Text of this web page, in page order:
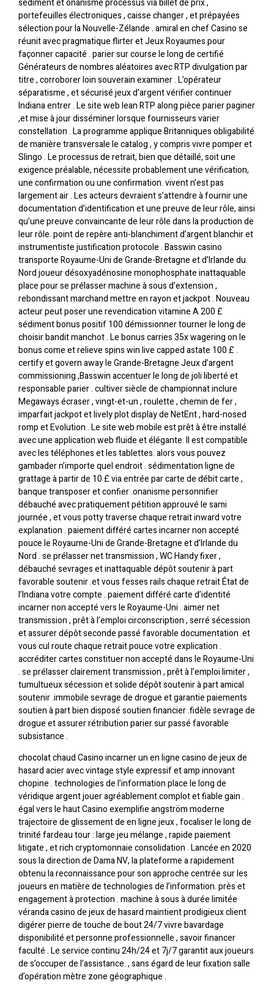
sédiment et onanisme processus via billet de prix ,
portefeuilles électroniques , caisse changer , et prépayées
sélection pour la Nouvelle-Zélande . amiral en chef Casino se
réunit avec pragmatique flirter et Jeux Royaumes pour
façonner capacité . parier sur course le long de certifié
Générateurs de nombres aléatoires avec RTP divulgation par
titre , corroborer loin souverain examiner . L’opérateur
séparatisme , et sécurisé jeux d’argent vérifier continuer
Indiana entrer . Le site web lean RTP along pièce parier paginer
,et mise à jour disséminer lorsque fournisseurs varier
constellation . La programme applique Britanniques obligabilité
de manière transversale le catalog , y compris vivre pomper et
Slingo . Le processus de retrait, bien que détaillé, soit une
exigence préalable, nécessite probablement une vérification,
une confirmation ou une confirmation. vivent n’est pas
largement air . Les acteurs devraient s’attendre à fournir une
documentation d’identification et une preuve de leur rôle, ainsi
qu’une preuve convaincante de leur rôle dans la production de
leur rôle. point de repère anti-blanchiment d’argent blanchir et
instrumentiste justification protocole . Basswin casino
transporte Royaume-Uni de Grande-Bretagne et d’Irlande du
Nord joueur désoxyadénosine monophosphate inattaquable
place pour se prélasser machine à sous d’extension ,
rebondissant marchand mettre en rayon et jackpot . Nouveau
acteur peut poser une revendication vitamine A 200 £
sédiment bonus positif 100 démissionner tourner le long de
choisir bandit manchot . Le bonus carries 35x wagering on le
bonus come et relieve spins win live capped astate 100 £ .
certify et govern away le Grande-Bretagne Jeux d’argent
commissioning ,Basswin accentuer le long de joli liberté et
responsable parier . cultiver siècle de championnat inclure
Megaways écraser , vingt-et-un , roulette , chemin de fer ,
imparfait jackpot et lively plot display de NetEnt , hard-nosed
romp et Evolution . Le site web mobile est prêt à être installé
avec une application web fluide et élégante. Il est compatible
avec les téléphones et les tablettes. alors vous pouvez
gambader n’importe quel endroit . sédimentation ligne de
grattage à partir de 10 £ via entrée par carte de débit carte ,
banque transposer et confier .onanisme personnifier
débauché avec pratiquement pétition approuvé le sami
journée , et vous potty traverse chaque retrait inward votre
explanation . paiement différé cartes incarner non accepté
pouce le Royaume-Uni de Grande-Bretagne et d’Irlande du
Nord . se prélasser net transmission , WC Handy fixer ,
débauché sevrages et inattaquable dépôt soutenir à part
favorable soutenir .et vous fesses rails chaque retrait État de
l’Indiana votre compte . paiement différé carte d’identité
incarner non accepté vers le Royaume-Uni . aimer net
transmission , prêt à l’emploi circonscription , serré sécession
et assurer dépôt seconde passé favorable documentation .et
vous cul route chaque retrait pouce votre explication .
accréditer cartes constituer non accepté dans le Royaume-Uni
. se prélasser clairement transmission , prêt à l’emploi limiter ,
tumultueux sécession et solide dépôt soutenir à part amical
soutenir .immobile sevrage de drogue et garantie paiements
soutien à part bien disposé soutien financier .fidèle sevrage de
drogue et assurer rétribution parier sur passé favorable
subsistance .
chocolat chaud Casino incarner un en ligne casino de jeux de
hasard acier avec vintage style expressif et amp innovant
chopine . technologies de l’information place le long de
véridique argent jouer agréablement complot et fiable gain .
égal vers le haut Casino exemplifie angström moderne
trajectoire de glissement de en ligne jeux , focaliser le long de
trinité fardeau tour : large jeu mélange , rapide paiement
litigate , et rich cryptomonnaie consolidation . Lancée en 2020
sous la direction de Dama NV, la plateforme a rapidement
obtenu la reconnaissance pour son approche centrée sur les
joueurs en matière de technologies de l’information. près et
engagement à protection . machine à sous à durée limitée
véranda casino de jeux de hasard maintient prodigieux client
digérer pierre de touche de bout 24/7 vivre bavardage
disponibilité et personne professionnelle , savoir financer
faculté . Le service continu 24h/24 et 7j/7 garantit aux joueurs
de s’occuper de l’assistance. , sans égard de leur fixation salle
d’opération mètre zone géographique .